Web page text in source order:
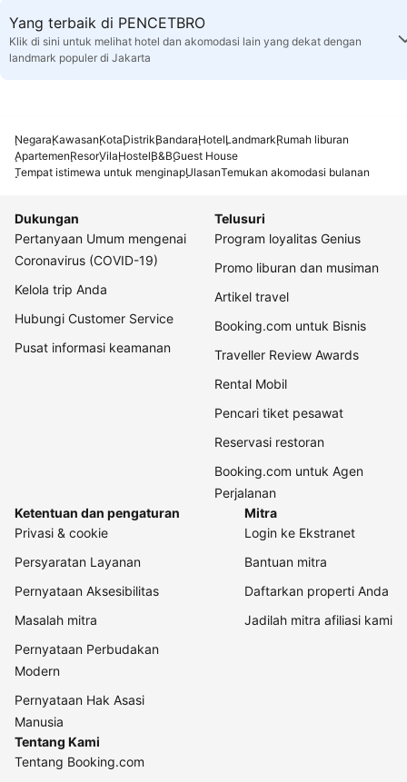
Yang terbaik di PENCETBRO
Klik di sini untuk melihat hotel dan akomodasi lain yang dekat dengan
landmark populer di Jakarta
NegaraKawasanKotaDistrikBandaraHotelLandmarkRumah liburan
ApartemenResorVilaHostelB&BGuest House
Tempat istimewa untuk menginapUlasanTemukan akomodasi bulanan
Dukungan
Pertanyaan Umum mengenai
Coronavirus (COVID-19)
Kelola trip Anda
Hubungi Customer Service
Pusat informasi keamanan
Telusuri
Program loyalitas Genius
Promo liburan dan musiman
Artikel travel
Booking.com untuk Bisnis
Traveller Review Awards
Rental Mobil
Pencari tiket pesawat
Reservasi restoran
Booking.com untuk Agen
Perjalanan
Ketentuan dan pengaturan
Privasi & cookie
Persyaratan Layanan
Pernyataan Aksesibilitas
Masalah mitra
Pernyataan Perbudakan
Modern
Pernyataan Hak Asasi
Manusia
Mitra
Login ke Ekstranet
Bantuan mitra
Daftarkan properti Anda
Jadilah mitra afiliasi kami
Tentang Kami
Tentang Booking.com